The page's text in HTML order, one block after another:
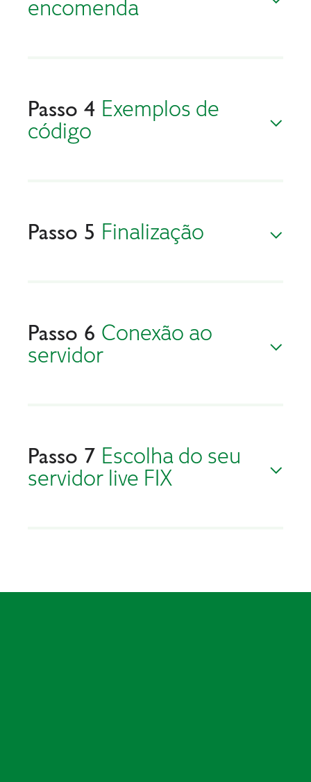
encomenda
Passo 4 Exemplos de
código
Passo 5 Finalização
Passo 6 Conexão ao
servidor
Passo 7 Escolha do seu
servidor live FIX